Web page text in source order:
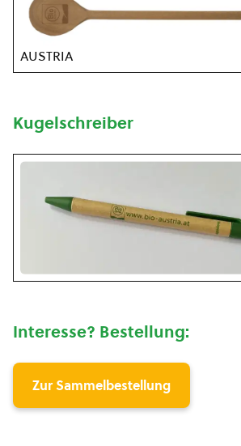
AUSTRIA
Kugelschreiber
Interesse? Bestellung:
Zur Sammelbestellung